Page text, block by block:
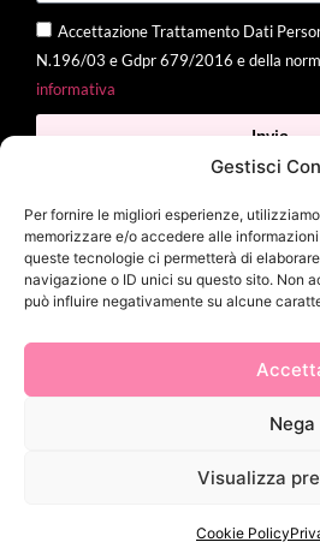
Gestisci
Per fornire le migliori esperienze,
memorizzare e/o accedere alle
queste tecnologie ci permetterà di
navigazione o ID unici su questo sito. Non
può influire negativamente su alcune
Nega
Visualizza
Cookie Policy
Accettazione Trattamento Dati
N.196/03 e Gdpr 679/2016 e della
informativa
Invia
2025 Delì |Privacy Policy|Cookie
Mina